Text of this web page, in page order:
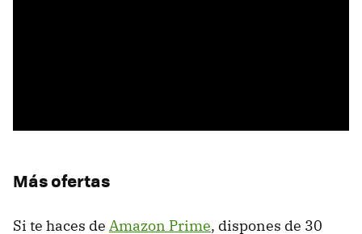
Más ofertas
Si te haces de Amazon Prime, dispones de 30